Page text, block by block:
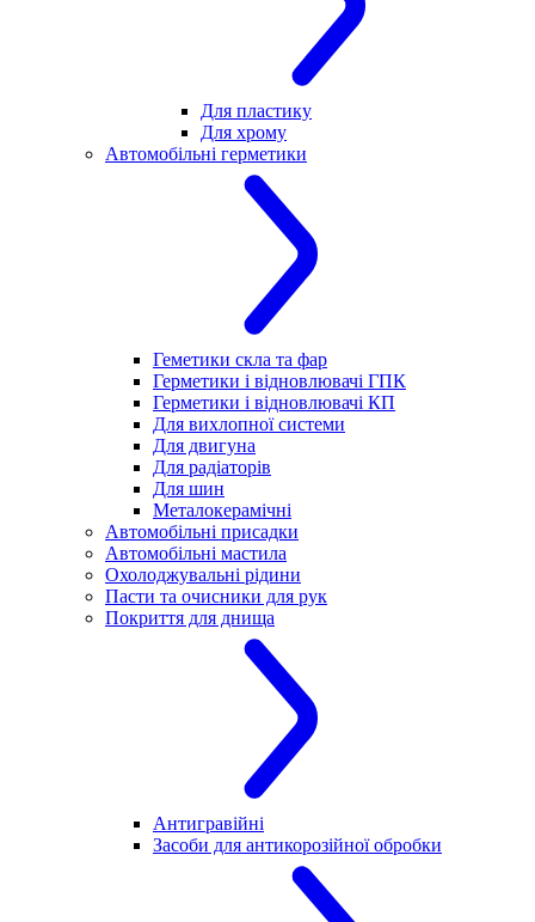
Для пластику
Для хрому
Автомобільні герметики
Геметики скла та фар
Герметики і відновлювачі ГПК
Герметики і відновлювачі КП
Для вихлопної системи
Для двигуна
Для радіаторів
Для шин
Металокерамічні
Автомобільні присадки
Автомобільні мастила
Охолоджувальні рідини
Пасти та очисники для рук
Покриття для днища
Антигравійні
Засоби для антикорозійної обробки